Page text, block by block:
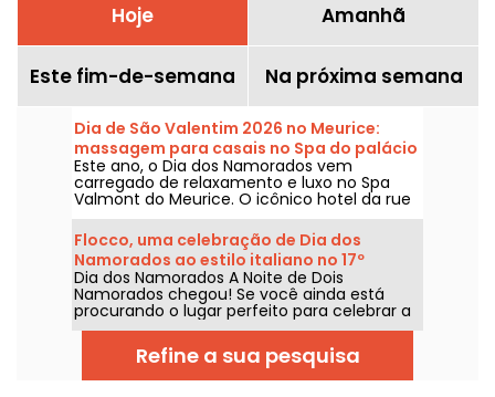
Hoje Amanhã
Este fim-de-semana Na próxima semana
Dia de São Valentim 2026 no Meurice:
massagem para casais no Spa do palácio
e um Tea Time exclusivo assinado por
Cédric Grolet
Este ano, o Dia dos Namorados vem
carregado de relaxamento e luxo no Spa
Valmont do Meurice. O icônico hotel da rue
de Rivoli convida você a uma pausa a dois,
combinando tratamentos exclusivos com
um Tea Time assinado por Cédric Grolet.
Flocco, uma celebração de Dia dos
Namorados ao estilo italiano no 17º
arrondissement de Paris
Dia dos Namorados A Noite de Dois
Namorados chegou! Se você ainda está
procurando o lugar perfeito para celebrar a
data sem gastar muito, o FLOCCO é uma
excelente escolha. Este restaurante italiano,
com uma decoração elegante, fica a
poucos passos da praça Pereire, no 17º
Refine a sua pesquisa